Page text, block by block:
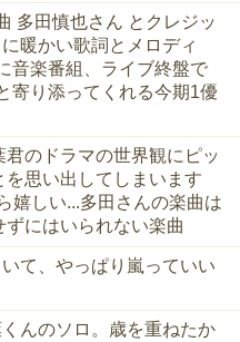
多田慎也さん とクレジッ
暖かい歌詞とメロディ
音楽番組、ライブ終盤で
寄り添ってくれる今期1優
のドラマの世界観にピッ
思い出してしまいます
嬉しい...多田さんの楽曲は
にはいられない楽曲
て、やっぱり嵐っていい
んのソロ。歳を重ねたか